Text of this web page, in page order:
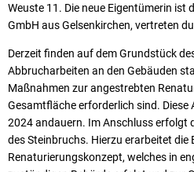
Weuste 11. Die neue Eigentümerin ist
GmbH aus Gelsenkirchen, vertreten
Derzeit finden auf dem Grundstück
Abbrucharbeiten an den Gebäuden
Maßnahmen zur angestrebten
Gesamtfläche erforderlich sind. Diese
2024 andauern. Im Anschluss erfolgt
des Steinbruchs. Hierzu erarbeitet die
Renaturierungskonzept, welches in